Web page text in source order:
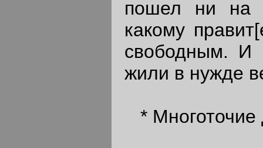
пошел ни на
какому
свободным.
жили в нужде
* Многоточие